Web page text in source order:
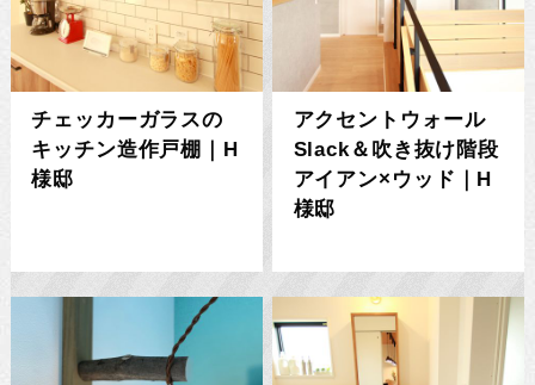
チェッカーガラスの
キッチン造作戸棚｜H
様邸
アクセントウォール
Slack＆吹き抜け階段
アイアン×ウッド｜H
様邸